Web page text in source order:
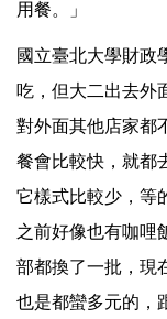
用餐。」
國立臺北大學財
吃，但大二出去外
對外面其他店家都
餐會比較快，就都
它樣式比較少，等
之前好像也有咖哩
部都換了一批，現
也是都蠻多元的，